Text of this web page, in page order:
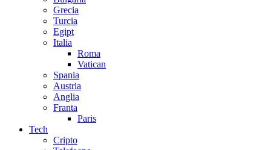
Grecia
Turcia
Egipt
Italia
Roma
Vatican
Spania
Austria
Anglia
Franta
Paris
Tech
Cripto